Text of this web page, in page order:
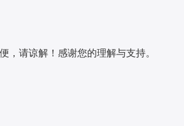
，请谅解！感谢您的理解与支持。